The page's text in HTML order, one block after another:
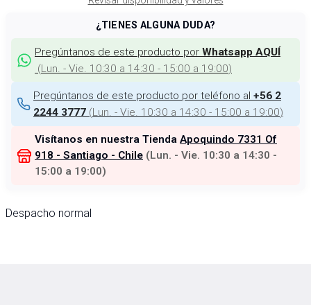
¿TIENES ALGUNA DUDA?
Pregúntanos de este producto por Whatsapp AQUÍ
(Lun. - Vie. 10:30 a 14:30 - 15:00 a 19:00)
Pregúntanos de este producto por teléfono al +56 2
2244 3777 (Lun. - Vie. 10:30 a 14:30 - 15:00 a 19:00)
Visítanos en nuestra Tienda Apoquindo 7331 Of
918 - Santiago - Chile (Lun. - Vie. 10:30 a 14:30 -
15:00 a 19:00)
Despacho normal